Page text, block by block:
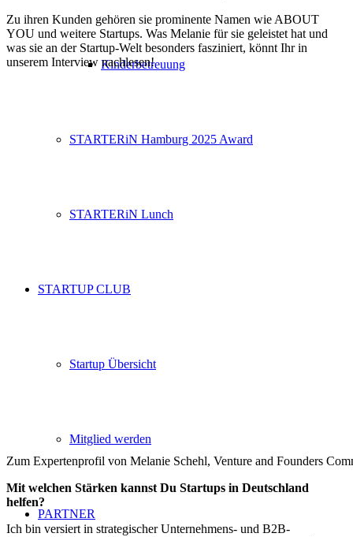
Kinderbetreuung
STARTERiN Hamburg 2025 Award
STARTERiN Lunch
STARTUP CLUB
Startup Übersicht
Mitglied werden
PARTNER
Zu ihren Kunden gehören sie prominente Namen wie ABOUT
YOU und weitere Startups. Was Melanie für sie geleistet hat und
was sie an der Startup-Welt besonders fasziniert, könnt Ihr in
unserem Interview nachlesen!
Zum Expertenprofil von Melanie Schehl, Venture and Founders
Mit welchen Stärken kannst Du Startups in Deutschland
helfen?
Ich bin versiert in strategischer Unternehmens- und B2B-